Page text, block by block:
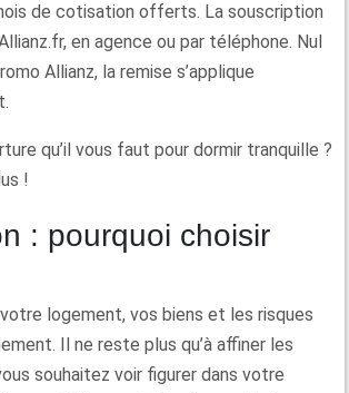
de cotisation offerts. La souscription
en agence ou par téléphone. Nul
Allianz, la remise s’applique
qu’il vous faut pour dormir tranquille ?
!
logement, vos biens et les risques
Il ne reste plus qu’à affiner les
souhaitez voir figurer dans votre